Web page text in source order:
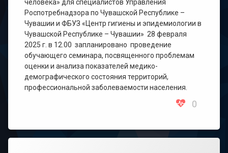
человека» для специалистов Управления
Роспотребнадзора по Чувашской Республике –
Чувашии и ФБУЗ «Центр гигиены и эпидемиологии в
Чувашской Республике – Чувашии» 28 февраля
2025 г. в 12.00 запланировано проведение
обучающего семинара, посвященного проблемам
оценки и анализа показателей медико-
демографического состояния территорий,
профессиональной заболеваемости населения.
0